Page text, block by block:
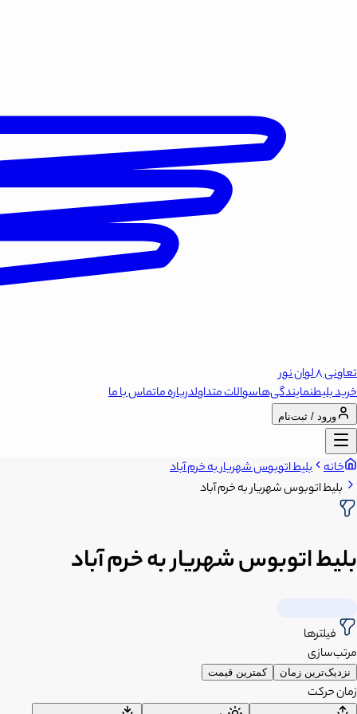
تعاونی 8 لوان نور
خرید بلیطنمایندگی‌هاسوالات متداولدرباره ماتماس با ما
ورود / ثبت‌نام
خانه بلیط اتوبوس شهریار به خرم آباد
بلیط اتوبوس شهریار به خرم آباد
بلیط اتوبوس شهریار به خرم آباد
فیلترها
مرتب‌سازی
نزدیک‌ترین زمان کمترین قیمت
زمان حرکت